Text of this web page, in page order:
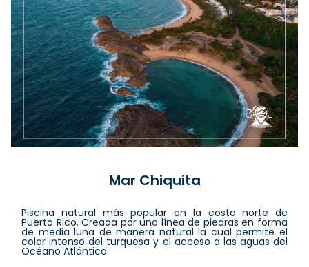
Mar Chiquita
Piscina natural más popular en la costa norte de
Puerto Rico. Creada por una línea de piedras en forma
de media luna de manera natural la cual permite el
color intenso del turquesa y el acceso a las aguas del
Océano Atlántico.